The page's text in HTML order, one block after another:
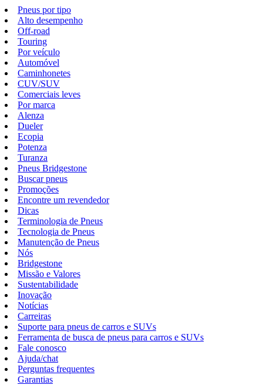
Pneus por tipo
Alto desempenho
Off-road
Touring
Por veículo
Automóvel
Caminhonetes
CUV/SUV
Comerciais leves
Por marca
Alenza
Dueler
Ecopia
Potenza
Turanza
Pneus Bridgestone
Buscar pneus
Promoções
Encontre um revendedor
Dicas
Terminologia de Pneus
Tecnologia de Pneus
Manutenção de Pneus
Nós
Bridgestone
Missão e Valores
Sustentabilidade
Inovação
Notícias
Carreiras
Suporte para pneus de carros e SUVs
Ferramenta de busca de pneus para carros e SUVs
Fale conosco
Ajuda/chat
Perguntas frequentes
Garantias